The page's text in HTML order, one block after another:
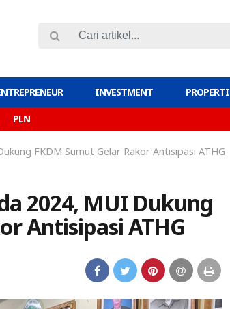
INVESTMENT PROPERTI
PLN
FKDM Sumut Gelar Rakor Antisipasi ATHG
2024, MUI Dukung
Antisipasi ATHG